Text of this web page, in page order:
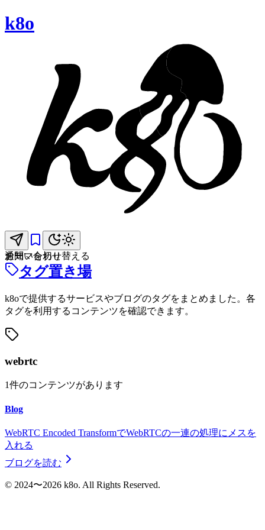
k8o
お問い合わせ
通知
テーマを切り替える
タグ置き場
k8oで提供するサービスやブログのタグをまとめました。各
タグを利用するコンテンツを確認できます。
webrtc
1件のコンテンツがあります
Blog
WebRTC Encoded TransformでWebRTCの一連の処理にメスを
入れる
ブログを読む
©︎ 2024〜2026 k8o. All Rights Reserved.